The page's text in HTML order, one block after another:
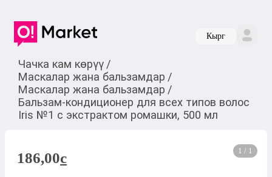
Кырг
Чачка кам көрүү /
Маскалар жана бальзамдар /
Маскалар жана бальзамдар /
Бальзам-кондиционер для всех типов волос
Iris №1 с экстрактом ромашки, 500 мл
1 / 1
186,00c